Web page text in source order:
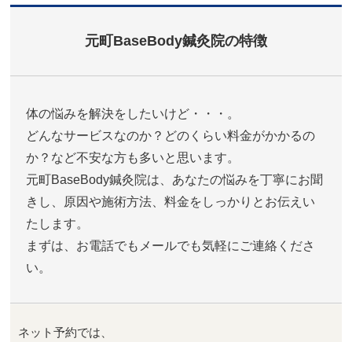
元町BaseBody鍼灸院の特徴
体の悩みを解決をしたいけど・・・。
どんなサービスなのか？どのくらい料金がかかるの
か？など不安な方も多いと思います。
元町BaseBody鍼灸院は、あなたの悩みを丁寧にお聞
きし、原因や施術方法、料金をしっかりとお伝えい
たします。
まずは、お電話でもメールでも気軽にご連絡くださ
い。
ネット予約では、